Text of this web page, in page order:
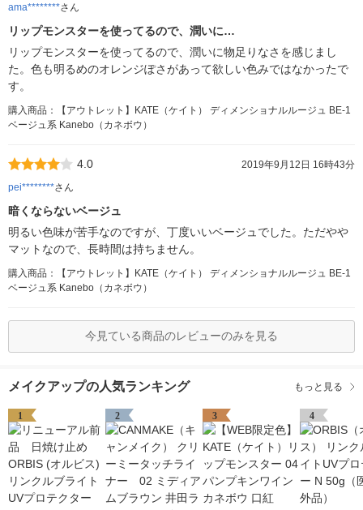
ama********さん
リップモンスターを使ってるので、潤いに…
リップモンスターを使ってるので、潤いに物足りなさを感じまし
た。色も明るめのオレンジぽさがあって欲しい色みではなかったで
す。
購入商品：【アウトレット】KATE（ケイト） ディメンショナルルージュ BE-1
ベージュ系 Kanebo（カネボウ）
4.0
2019年9月12日 16時43分
pei********さん
暗くならないベージュ
明るい色味が苦手なのですが、丁度いいベージュでした。ただやや
マットなので、長時間は持ちません。
購入商品：【アウトレット】KATE（ケイト） ディメンショナルルージュ BE-1
ベージュ系 Kanebo（カネボウ）
今見ている商品のレビューのみを見る
メイクアップの人気ランキング もっと見る
1 2 3 4